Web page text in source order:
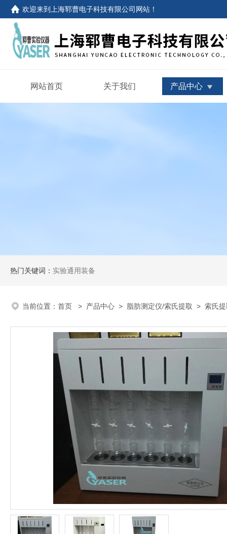
欢迎来到 上海郓曹电子科技有限公司网站 ！
网站首页 关于我们 产品中心
热门关键词： 实验通用装备
当前位置： 首页 > 产品中心 > 脂肪测定仪/索氏提取 > 索氏